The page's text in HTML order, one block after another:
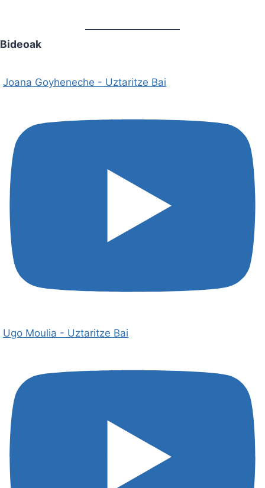
Bideoak
Joana Goyheneche - Uztaritze Bai
Ugo Moulia - Uztaritze Bai